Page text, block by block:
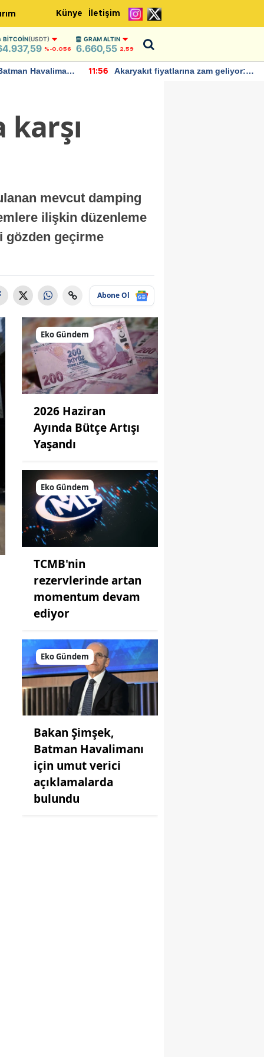
Künye İletişim
BITCOIN(USDT)
%-0.056
GRAM ALTIN
6.660,55 2,59
Havalimanı
11:56
Akaryakıt fiyatlarına zam geliyor:
mevcut damping
ilişkin düzenleme
gözden geçirme
Abone Ol
Eko Gündem
2026 Haziran
Ayında Bütçe Artışı
Yaşandı
Eko Gündem
TCMB'nin
rezervlerinde artan
momentum devam
ediyor
Eko Gündem
Bakan Şimşek,
Batman Havalimanı
için umut verici
açıklamalarda
bulundu